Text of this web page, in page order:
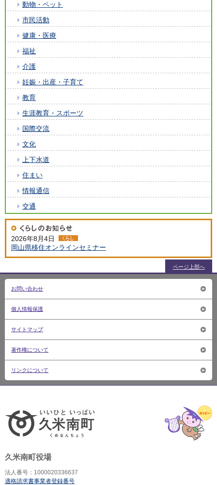
動物・ペット
市民活動
健康・医療
福祉
介護
妊娠・出産・子育て
教育
生涯教育・スポーツ
国際交流
文化
上下水道
住まい
情報通信
交通
2026年8月4日
岡山県移住オンラインセミナー
ページ上部へ
お問い合わせ
個人情報保護
サイトマップ
著作権について
リンクについて
いい
久米南町役場
法人番号：1000020336637
適格請求書事業者登録番号